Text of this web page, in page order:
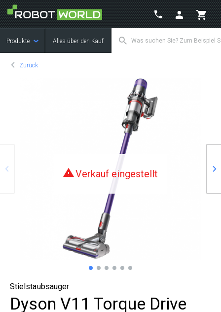
Produkte Alles über den Kauf
Zurück
Verkauf eingestellt
Stielstaubsauger
Dyson V11 Torque Drive